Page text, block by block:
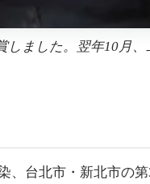
しました。翌年10月
、台北市・新北市の